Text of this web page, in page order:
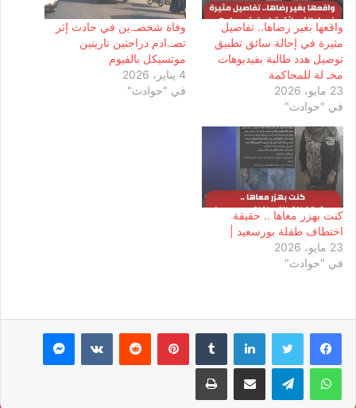
واقعها بغير رضاها.. تفاصيل
مثيرة في إحالة سائق تطبيق
توصيل هدد طالبة بفيديوهات
مخـ لة للمحاكمة
23 مايو، 2026
في "حوادث"
وفاة شخصـ.ين في حادث إثر
تصـ.ادم دراجتين ناريتين
موتسيكل بالفيوم
4 يناير، 2026
في "حوادث"
كنت بهزر معاها .. حقيقة
اختطاف طفلة بورسعيد |
23 مايو، 2026
في "حوادث"
لينكدإن بينتيريست ماسنجر
واتساب تيلقرام مشاركة عبر البريد طباعة